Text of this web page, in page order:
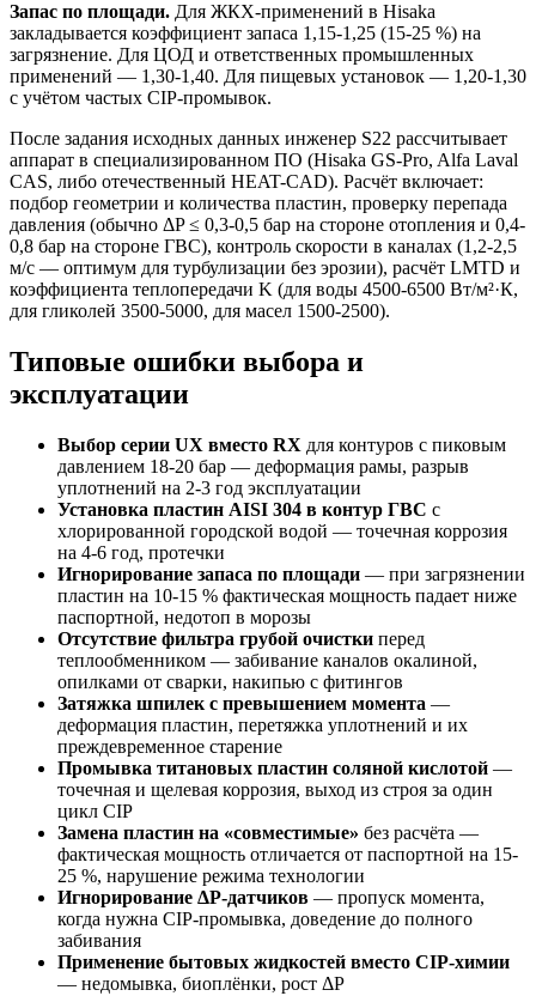
Запас по площади. Для ЖКХ-применений в Hisaka
закладывается коэффициент запаса 1,15-1,25 (15-25 %) на
загрязнение. Для ЦОД и ответственных промышленных
применений — 1,30-1,40. Для пищевых установок — 1,20-1,30
с учётом частых CIP-промывок.
После задания исходных данных инженер S22 рассчитывает
аппарат в специализированном ПО (Hisaka GS-Pro, Alfa Laval
CAS, либо отечественный HEAT-CAD). Расчёт включает:
подбор геометрии и количества пластин, проверку перепада
давления (обычно ΔP ≤ 0,3-0,5 бар на стороне отопления и 0,4-
0,8 бар на стороне ГВС), контроль скорости в каналах (1,2-2,5
м/с — оптимум для турбулизации без эрозии), расчёт LMTD и
коэффициента теплопередачи K (для воды 4500-6500 Вт/м²·К,
для гликолей 3500-5000, для масел 1500-2500).
Типовые ошибки выбора и
эксплуатации
Выбор серии UX вместо RX для контуров с пиковым
давлением 18-20 бар — деформация рамы, разрыв
уплотнений на 2-3 год эксплуатации
Установка пластин AISI 304 в контур ГВС с
хлорированной городской водой — точечная коррозия
на 4-6 год, протечки
Игнорирование запаса по площади — при загрязнении
пластин на 10-15 % фактическая мощность падает ниже
паспортной, недотоп в морозы
Отсутствие фильтра грубой очистки перед
теплообменником — забивание каналов окалиной,
опилками от сварки, накипью с фитингов
Затяжка шпилек с превышением момента —
деформация пластин, перетяжка уплотнений и их
преждевременное старение
Промывка титановых пластин соляной кислотой —
точечная и щелевая коррозия, выход из строя за один
цикл CIP
Замена пластин на «совместимые» без расчёта —
фактическая мощность отличается от паспортной на 15-
25 %, нарушение режима технологии
Игнорирование ΔP-датчиков — пропуск момента,
когда нужна CIP-промывка, доведение до полного
забивания
Применение бытовых жидкостей вместо CIP-химии
— недомывка, биоплёнки, рост ΔP